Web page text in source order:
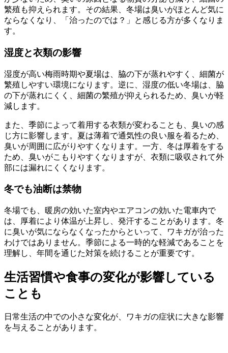
繁殖も抑えられます。その結果、冬場は臭いがほとんど気に
ならなくなり、「治ったのでは？」と感じる方が多くなりま
す。
湿度と衣類の影響
湿度が高い梅雨時期や夏場は、脇の下が蒸れやすく、細菌が
繁殖しやすい環境になります。逆に、湿度の低い冬場は、脇
の下が蒸れにくく、細菌の繁殖が抑えられるため、臭いが軽
減します。
また、季節によって着用する衣類が変わることも、臭いの感
じ方に影響します。夏は薄着で通気性の良い服を着るため、
臭いが周囲に広がりやすくなります。一方、冬は厚着をする
ため、臭いがこもりやすくなりますが、衣類に吸収されて外
部には漏れにくくなります。
冬でも油断は禁物
冬場でも、暖房の効いた室内やエアコンの効いた電車内で
は、厚着により体温が上昇し、発汗することがあります。冬
に臭いが気にならなくなったからといって、ワキガが治った
わけではありません。季節による一時的な軽減であることを
理解し、年間を通じた対策を続けることが重要です。
生活習慣や食事の変化が影響している
ことも
日常生活の中での小さな変化が、ワキガの症状に大きな影響
を与えることがあります。